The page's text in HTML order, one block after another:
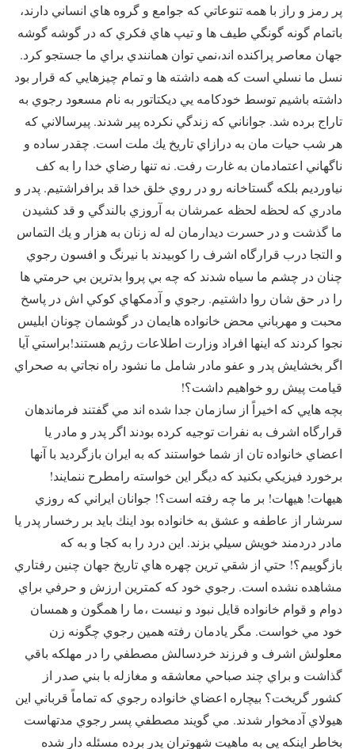
پر رمز و راز با همه تنوعاتي كه جوامع و گروه هاي انساني دارند،
باتمام گونه گونگي طيف ها و تيپ هاي فكري كه در گوشه گوشه
جهان معاصر پراكنده اند،‌نمي توان همانندي براي ما جستجو كرد.
نسل ما نسلي است كه همه داشته ها و تمام چيزهايي كه قرار بود
داشته باشيم توسط خودكامه يي ديكتاتور به نام مسعود رجوي به
تاراج برده شد. جواناني كه زندگي نكرده پير شدند. پيرسالاني كه
هر شب حيات مان به درازاي تاريخ يك ملت است. چقدر ساده و
ناگهاني اعتمادمان به غارت رفت. نه تنها رضاي خدا را به كف
نياورديم بلكه گستاخانه رو در روي خلق خدا قد برافراشتيم. پدر و
مادري كه لحظه لحظه عمرشان به آروزي بالندگي و قد كشيدن
ما گذشت و در حسرت ديدارمان له له زنان به هزار و يك التماس
و التجا درب قرارگاه اشرف را كوبيدند با نيرنگ و افسون رجوي
چنان در چشم ما سياه شدند كه چه بي پروا بدترين بي حرمتي ها
را در حق شان روا داشتيم. رجوي و آدمكهاي كوكي اش در پاسخ
محبت و مهرباني محض خانواده هايمان در گوشمان چونان ابليس
نجوا كردند كه اينها افراد وزارت اطلاعات رژيم هستند!‌براستي آيا
اگر بخشايش پدر و عفو مادر شامل ما نشود راه نجاتي به صحراي
قيامت پيش رو خواهيم داشت؟!
بچه هايي كه اخيراً از سازمان جدا شده اند مي گفتند فرماندهان
قرارگاه اشرف به نفرات توجيه كرده بودند اگر پدر و مادر يا
اعضاي خانواده تان از شما خواستند كه به ايران بازگرديد با آنها
برخورد فيزيكي بكنيد كه ديگر اين خواسته رامطرح ننمايند!
هيهات! هيهات! بر ما چه رفته است؟!‌ جوانان ايراني كه روزي
سرشار از عاطفه و عشق به خانواده بود اينك بايد بر رخسار پدر يا
مادر دردمند خويش سيلي بزند. اين درد را به كجا و به كه
بازگوييم؟! حتي از شقي ترين چهره هاي تاريخ جهان چنين رفتاري
مشاهده نشده است. رجوي خود كه كمترين ارزش و حرفي براي
دوام و قوام خانواده قايل نبود و نيست ‌،ما را همگون و همسان
خود مي خواست. مگر يادمان رفته همين رجوي چگونه زن
معلولش اشرف و فرزند خردسالش مصطفي را در مهلكه باقي
گذاشت و براي چند صباحي معاشقه و مغازله با بني صدر از
كشور گريخت؟ بيچاره اعضاي خانواده رجوي كه تماماً قرباني اين
هيولاي آدمخوار شدند. ‌مي گويند مصطفي پسر رجوي مدتهاست
بخاطر اينكه پي به ماهيت شهوتران پدر برده مسئله دار شده